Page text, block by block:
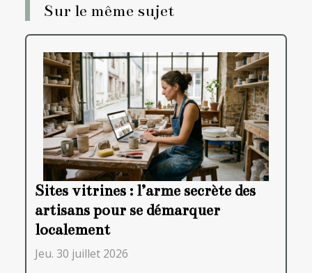
Sur le même sujet
Sites vitrines : l’arme secrète des
artisans pour se démarquer
localement
Jeu. 30 juillet 2026